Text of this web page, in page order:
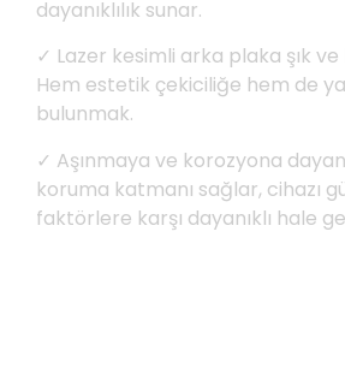
dayanıklılık sunar.
✓ Lazer kesimli arka plaka şık
Hem estetik çekiciliğe hem de
bulunmak.
✓ Aşınmaya ve korozyona
koruma katmanı sağlar, cihazı
faktörlere karşı dayanıklı hale